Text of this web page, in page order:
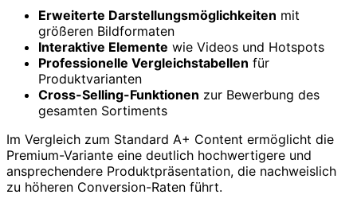
Erweiterte Darstellungsmöglichkeiten mit
größeren Bildformaten
Interaktive Elemente wie Videos und Hotspots
Professionelle Vergleichstabellen für
Produktvarianten
Cross-Selling-Funktionen zur Bewerbung des
gesamten Sortiments
Im Vergleich zum Standard A+ Content ermöglicht die
Premium-Variante eine deutlich hochwertigere und
ansprechendere Produktpräsentation, die nachweislich
zu höheren Conversion-Raten führt.